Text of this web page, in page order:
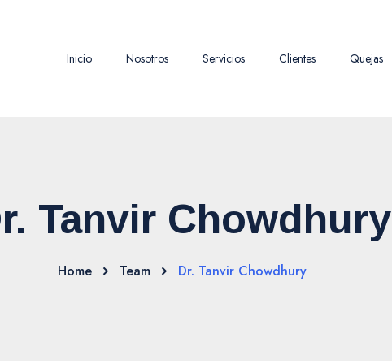
Inicio Nosotros Servicios Clientes Quejas
Tanvir Chowdhury
Home Team Dr. Tanvir Chowdhury